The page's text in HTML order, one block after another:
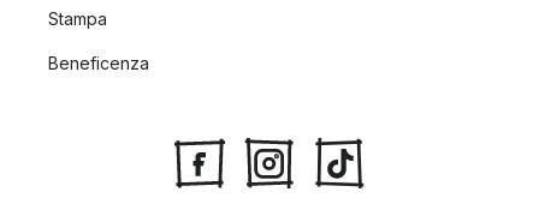
Stampa
Beneficenza